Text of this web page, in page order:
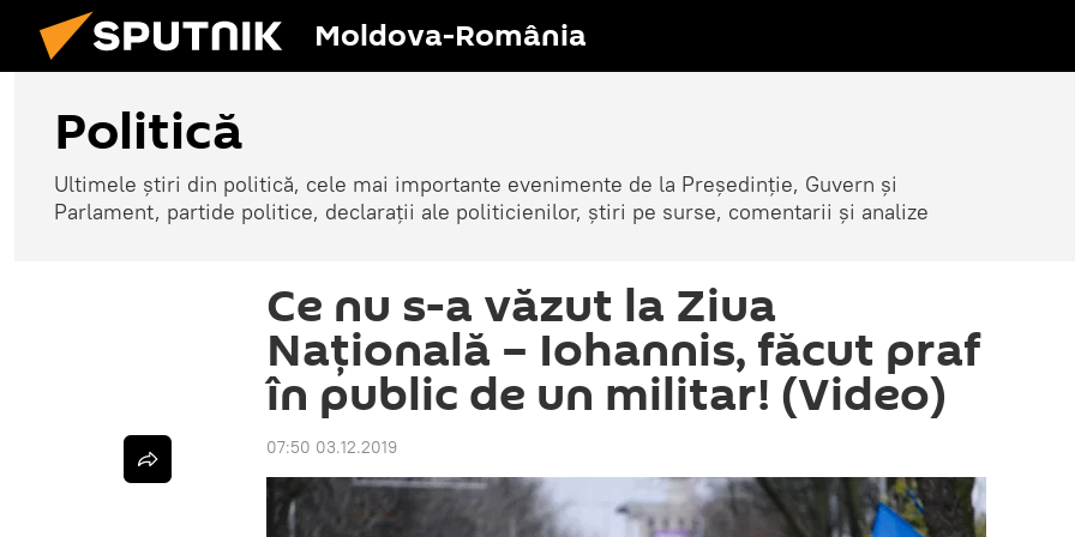
Moldova-România
Politică
Ultimele știri din politică, cele mai importante evenimente de la Președinție, Guvern și
Parlament, partide politice, declarații ale politicienilor, știri pe surse, comentarii și analize
Ce nu s-a văzut la Ziua
Națională – Iohannis, făcut praf
în public de un militar! (Video)
07:50 03.12.2019